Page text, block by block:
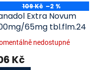
109 Kč –2 %
Extra Novum
65mg tbl.flm.24
nedostupné
Kč